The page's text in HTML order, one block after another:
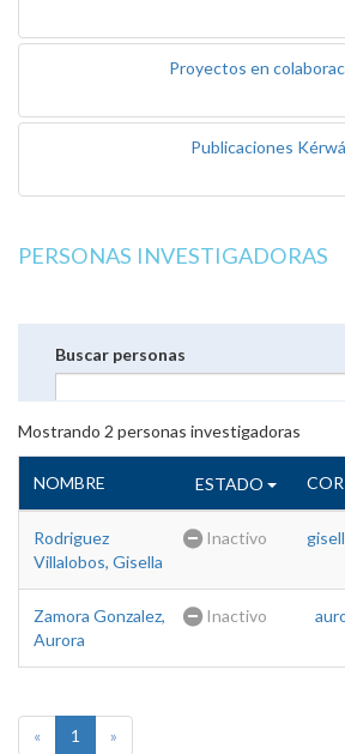
Proyectos en
Publicaciones Kérwá
PERSONAS INVESTIGADORAS
Buscar personas
Mostrando 2 personas investigadoras
NOMBRE ESTADO
Rodriguez
Villalobos, Gisella
Inactivo
Zamora Gonzalez,
Aurora
Inactivo
« 1 »